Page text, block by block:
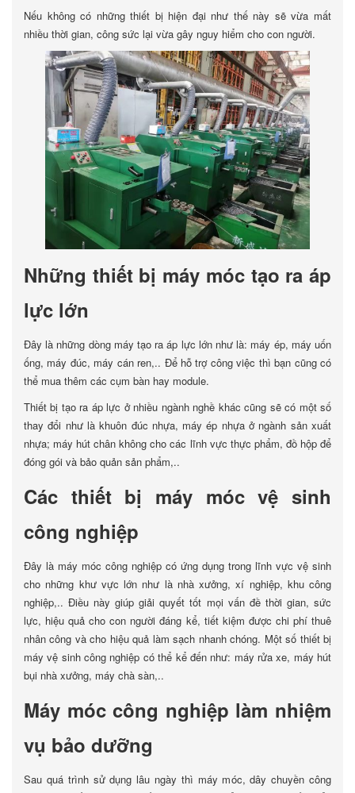
Nếu không có những thiết bị hiện đại như thế này sẽ vừa mất
nhiều thời gian, công sức lại vừa gây nguy hiểm cho con người.
Những thiết bị máy móc tạo ra áp
lực lớn
Đây là những dòng máy tạo ra áp lực lớn như là: máy ép, máy uốn
ống, máy đúc, máy cán ren,.. Để hỗ trợ công việc thì bạn cũng có
thể mua thêm các cụm bàn hay module.
Thiết bị tạo ra áp lực ở nhiều ngành nghề khác cũng sẽ có một số
thay đổi như là khuôn đúc nhựa, máy ép nhựa ở ngành sản xuất
nhựa; máy hút chân không cho các lĩnh vực thực phẩm, đồ hộp để
đóng gói và bảo quản sản phẩm,..
Các thiết bị máy móc vệ sinh
công nghiệp
Đây là máy móc công nghiệp có ứng dụng trong lĩnh vực vệ sinh
cho những khư vực lớn như là nhà xưởng, xí nghiệp, khu công
nghiệp,.. Điều này giúp giải quyết tốt mọi vấn đề thời gian, sức
lực, hiệu quả cho con người đáng kể, tiết kiệm được chi phí thuê
nhân công và cho hiệu quả làm sạch nhanh chóng. Một số thiết bị
máy vệ sinh công nghiệp có thể kể đến như: máy rửa xe, máy hút
bụi nhà xưởng, máy chà sàn,..
Máy móc công nghiệp làm nhiệm
vụ bảo dưỡng
Sau quá trình sử dụng lâu ngày thì máy móc, dây chuyền công